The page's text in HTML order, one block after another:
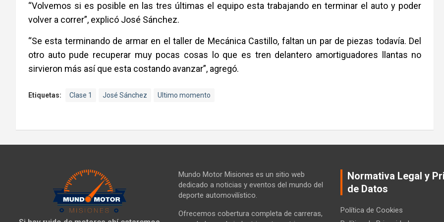
“Volvemos si es posible en las tres últimas el equipo esta trabajando en terminar el auto y poder
volver a correr”, explicó José Sánchez.
“Se esta terminando de armar en el taller de Mecánica Castillo, faltan un par de piezas todavía. Del
otro auto pude recuperar muy pocas cosas lo que es tren delantero amortiguadores llantas no
sirvieron más así que esta costando avanzar”, agregó.
Etiquetas: Clase 1 José Sánchez Ultimo momento
Mundo Motor Misiones es un sitio web
dedicado a noticias y eventos del mundo del
deporte automovilístico.
Ofrecemos cobertura completa de carreras,
Normativa Legal y
de Datos
Política de Cookies